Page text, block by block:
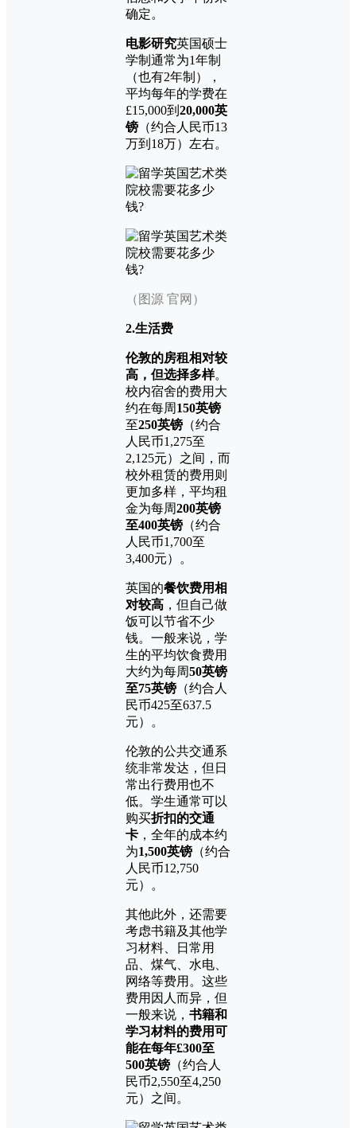
确定。
电影研究英国硕士
学制通常为1年制
（也有2年制），
平均每年的学费在
£15,000到 20,000英
镑 （约合人民币13
万到18万）左右。
（图源 官网）
2.生活费
伦敦的房租相对较
高，但选择多样。
校内宿舍的费用大
约在每周150英镑
至250英镑 （约合
人民币1,275至
2,125元）之间，而
校外租赁的费用则
更加多样，平均租
金为每周200英镑
至400英镑 （约合
人民币1,700至
3,400元）。
英国的餐饮费用相
对较高 ，但自己做
饭可以节省不少
钱。一般来说，学
生的平均饮食费用
大约为每周50英镑
至75英镑 （约合人
民币425至637.5
元）。
伦敦的公共交通系
统非常发达，但日
常出行费用也不
低。学生通常可以
购买折扣的交通
卡 ，全年的成本约
为1,500英镑 （约合
人民币12,750
元）。
其他此外，还需要
考虑书籍及其他学
习材料、日常用
品、煤气、水电、
网络等费用。这些
费用因人而异，但
一般来说， 书籍和
学习材料的费用可
能在每年£300至
500英镑 （约合人
民币2,550至4,250
元）之间。